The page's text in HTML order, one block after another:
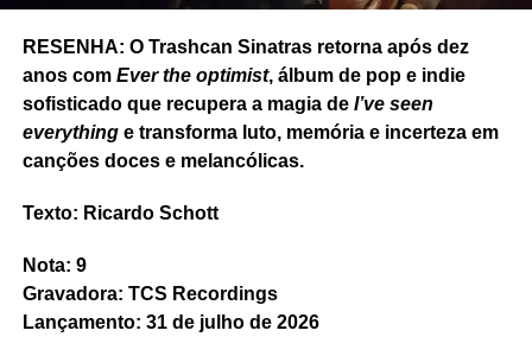
Ouvimos: Telehealth – “Green world image”
Ricardo Schott
Ricardo Schott é jornalista, radialista, editor e principal
RESENHA: O Trashcan Sinatras retorna após dez
anos com Ever the optimist, álbum de pop e indie
sofisticado que recupera a magia de I’ve seen
everythinge transforma luto, memória e incerteza em
canções doces e melancólicas.
Texto: Ricardo Schott
Nota: 9
Gravadora: TCS Recordings
Lançamento: 31 de julho de 2026